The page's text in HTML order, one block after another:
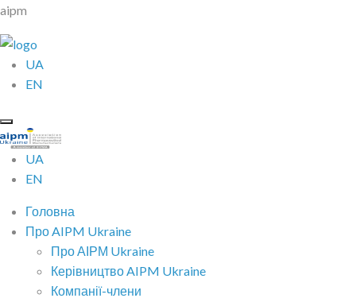
aipm
UA
EN
UA
EN
Головна
Про AIPM Ukraine
Про АІРМ Ukraine
Керівництво AIPM Ukraine
Компанії-члени